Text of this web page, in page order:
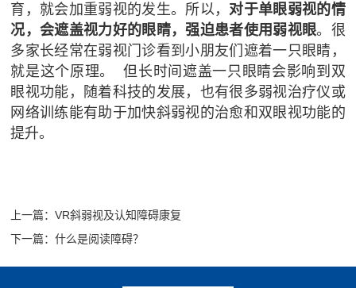
育，就会加重弱视的发生。所以， 对于单眼弱视的情
况，会遮盖视力好的眼睛，强迫患者使用弱视眼。很
多家长经常在弱视门诊看到小朋友们遮着一只眼睛，
就是这个原理。 但长时间遮盖一只眼睛会影响到双
眼视功能，
随着科技的发展，也有很多弱视治疗仪或
网络训练能有助于加快斜弱视的治愈和双眼视功能的
提升。
上一篇：VR斜弱视及认知障碍康复
下一篇：什么是阅读障碍？